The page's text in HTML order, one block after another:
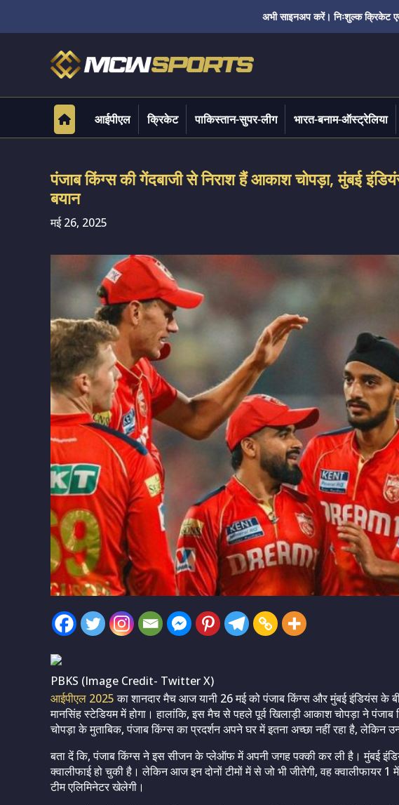
अभी साइनअप करें। निःशुल्क क्रिकेट
आईपीएल क्रिकेट पाकिस्तान-सुपर-लीग भारत-बनाम-ऑस्ट्रेलिया
पंजाब किंग्स की गेंदबाजी से निराश हैं आकाश चोपड़ा, मुंबई
बयान
मई 26, 2025
PBKS (Image Credit- Twitter X)
आईपीएल 2025का शानदार मैच आज यानी 26 मई को पंजाब किंग्स और मुंबई इंडियंस के
मानसिंह स्टेडियम में होगा। हालांकि, इस मैच से पहले पूर्व खिलाड़ी आकाश चोपड़ा ने
चोपड़ा के मुताबिक, पंजाब किंग्स का प्रदर्शन अपने घर में इतना अच्छा नहीं रहा है, लेकिन
बता दें कि,‌ पंजाब किंग्स ने इस सीजन के प्लेऑफ में अपनी जगह पक्की कर ली है। मुंबई
क्वालीफाई हो चुकी है। लेकिन आज इन दोनों टीमों में से जो भी जीतेगी, वह क्वालीफायर 1
टीम एलिमिनेटर खेलेगी।